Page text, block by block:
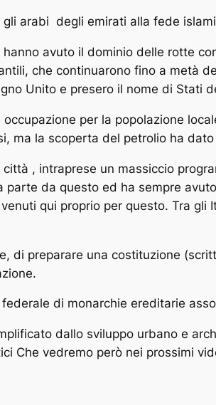
arabi degli emirati alla fede
hanno avuto il dominio delle rotte
che continuarono fino a metà
Unito e presero il nome di Stati
per la popolazione
ma la scoperta del petrolio ha
, intraprese un massiccio
da questo ed ha sempre
qui proprio per questo. Tra gli
di preparare una costituzione
di monarchie ereditarie
dallo sviluppo urbano e
Che vedremo però nei prossimi